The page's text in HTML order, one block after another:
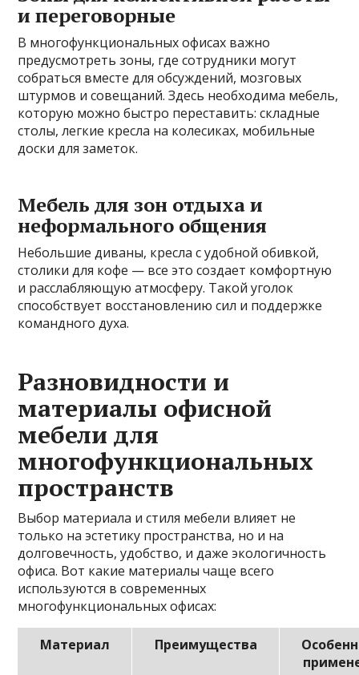
и переговорные
В многофункциональных офисах важно
предусмотреть зоны, где сотрудники могут
собраться вместе для обсуждений, мозговых
штурмов и совещаний. Здесь необходима мебель,
которую можно быстро переставить: складные
столы, легкие кресла на колесиках, мобильные
доски для заметок.
Мебель для зон отдыха и
неформального общения
Небольшие диваны, кресла с удобной обивкой,
столики для кофе — все это создает комфортную
и расслабляющую атмосферу. Такой уголок
способствует восстановлению сил и поддержке
командного духа.
Разновидности и
материалы офисной
мебели для
многофункциональных
пространств
Выбор материала и стиля мебели влияет не
только на эстетику пространства, но и на
долговечность, удобство, и даже экологичность
офиса. Вот какие материалы чаще всего
используются в современных
многофункциональных офисах:
Материал Преимущества